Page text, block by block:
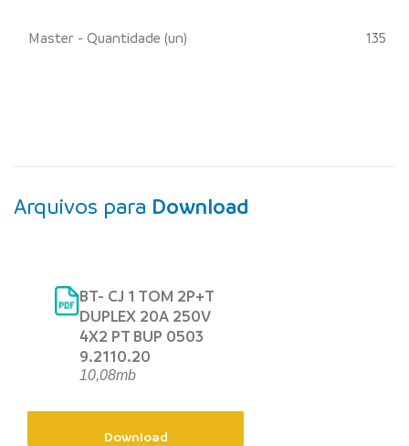
Master - Quantidade (un) 135
Arquivos para Download
BT- CJ 1 TOM 2P+T
DUPLEX 20A 250V
4X2 PT BUP 0503
9.2110.20
10,08mb
Download